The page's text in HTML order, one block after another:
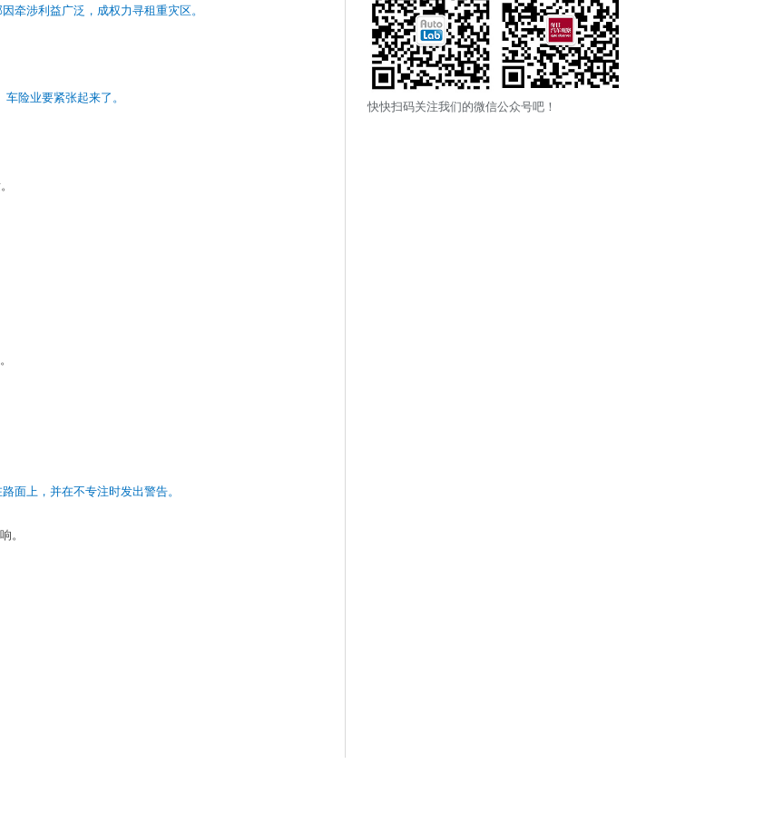
牵涉利益广泛，成权力寻租重灾区。
险业要紧张起来了。
面上，并在不专注时发出警告。
。
快快扫码关注我们的微信公众号吧！